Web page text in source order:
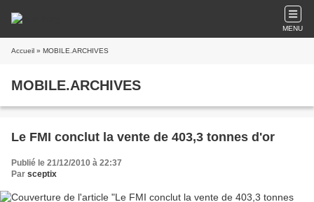
MENU
Accueil » MOBILE.ARCHIVES
MOBILE.ARCHIVES
Le FMI conclut la vente de 403,3 tonnes d'or
Publié le 21/12/2010 à 22:37
Par sceptix